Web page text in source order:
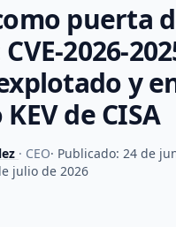
puerta
2026-
y
de CISA
· CEO· Publicado: 24 de
julio de 2026